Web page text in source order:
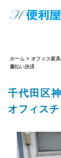
ホーム > オフィス家
書払い決済
千代田区
オフィス